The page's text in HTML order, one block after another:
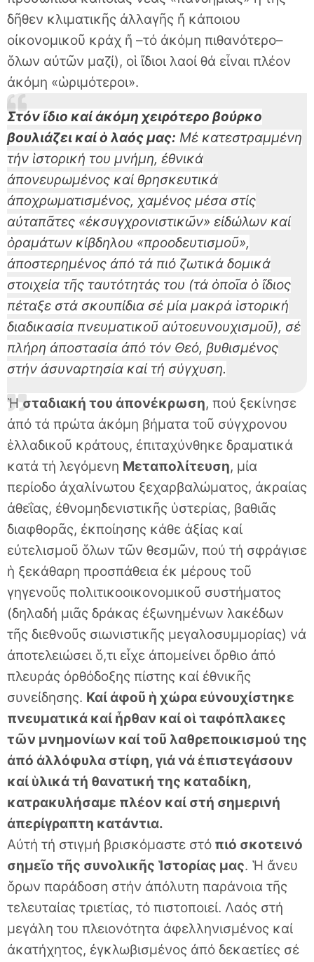
δῆθεν κλιματικῆς ἀλλαγῆς ἤ κάποιου
οἰκονομικοῦ κράχ ἤ –τό ἀκόμη πιθανότερο–
ὅλων αὐτῶν μαζί), οἱ ἴδιοι λαοί θά εἶναι πλέον
ἀκόμη «ὡριμότεροι».
Στόν ἴδιο καί ἀκόμη χειρότερο βούρκο
βουλιάζει καί ὁ λαός μας: Μέ κατεστραμμένη
τήν ἱστορική του μνήμη, ἐθνικά
ἀπονευρωμένος καί θρησκευτικά
ἀποχρωματισμένος, χαμένος μέσα στίς
αὐταπᾶτες «ἐκσυγχρονιστικῶν» εἰδώλων καί
ὁραμάτων κίβδηλου «προοδευτισμοῦ»,
ἀποστερημένος ἀπό τά πιό ζωτικά δομικά
στοιχεία τῆς ταυτότητάς του (τά ὁποῖα ὁ ἴδιος
πέταξε στά σκουπίδια σέ μία μακρά ἱστορική
διαδικασία πνευματικοῦ αὐτοευνουχισμοῦ), σέ
πλήρη ἀποστασία ἀπό τόν Θεό, βυθισμένος
στήν ἀσυναρτησία καί τή σύγχυση.
Ἡσταδιακή του ἀπονέκρωση, πού ξεκίνησε
ἀπό τά πρώτα ἀκόμη βήματα τοῦ σύγχρονου
ἑλλαδικοῦ κράτους, ἐπιταχύνθηκε δραματικά
κατά τή λεγόμενη Μεταπολίτευση, μία
περίοδο ἀχαλίνωτου ξεχαρβαλώματος, ἀκραίας
ἀθεΐας, ἐθνομηδενιστικῆς ὑστερίας, βαθιᾶς
διαφθορᾶς, ἐκποίησης κάθε ἀξίας καί
εὐτελισμοῦ ὅλων τῶν θεσμῶν, πού τή σφράγισε
ἡ ξεκάθαρη προσπάθεια ἐκ μέρους τοῦ
γηγενοῦς πολιτικοοικονομικοῦ συστήματος
(δηλαδή μιᾶς δράκας ἐξωνημένων λακέδων
τῆς διεθνοῦς σιωνιστικῆς μεγαλοσυμμορίας) νά
ἀποτελειώσει ὅ,τι εἶχε ἀπομείνει ὄρθιο ἀπό
πλευράς ὀρθόδοξης πίστης καί ἐθνικῆς
συνείδησης. Καί ἀφοῦ ἡ χώρα εὐνουχίστηκε
πνευματικά καί ἦρθαν καί οἱ ταφόπλακες
τῶν μνημονίων καί τοῦ λαθρεποικισμού της
ἀπό ἀλλόφυλα στίφη, γιά νά ἐπιστεγάσουν
καί ὑλικά τή θανατική της καταδίκη,
κατρακυλήσαμε πλέον καί στή σημερινή
ἀπερίγραπτη κατάντια.
Αὐτή τή στιγμή βρισκόμαστε στό πιό σκοτεινό
σημεῖο τῆς συνολικῆς Ἱστορίας μας. Ἡ ἄνευ
ὅρων παράδοση στήν ἀπόλυτη παράνοια τῆς
τελευταίας τριετίας, τό πιστοποιεί. Λαός στή
μεγάλη του πλειονότητα ἀφελληνισμένος καί
ἀκατήχητος, ἐγκλωβισμένος ἀπό δεκαετίες σέ